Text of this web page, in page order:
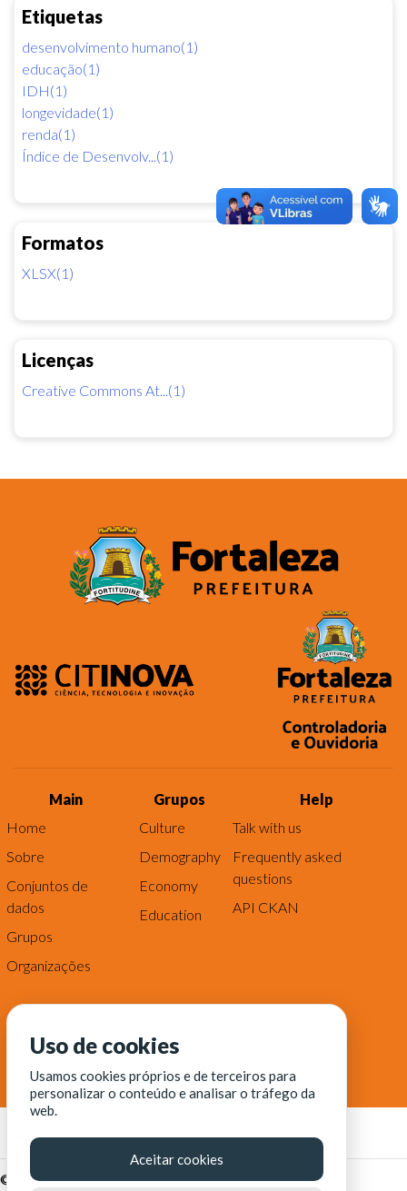
Etiquetas
desenvolvimento humano(1)
educação(1)
IDH(1)
longevidade(1)
renda(1)
Índice de Desenvolv...(1)
Formatos
XLSX(1)
Licenças
Creative Commons At...(1)
Main
Home
Sobre
Conjuntos de
dados
Grupos
Organizações
Grupos
Culture
Demography
Economy
Education
Help
Talk with us
Frequently asked
questions
API CKAN
© Fortaleza Digital || CITINOVA - Fundação de Ciência,
Uso de cookies
Usamos cookies próprios e de terceiros para
personalizar o conteúdo e analisar o tráfego da
web.
Aceitar cookies